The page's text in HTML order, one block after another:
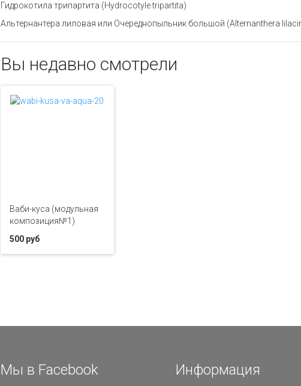
Гидрокотила трипартита (Hydrocotyle tripartita)
Альтернантера лиловая или Очереднопыльник большой (Alternanthera
Вы недавно смотрели
Ваби-куса (модульная
композиция№1)
500 руб
Мы в Facebook Информация